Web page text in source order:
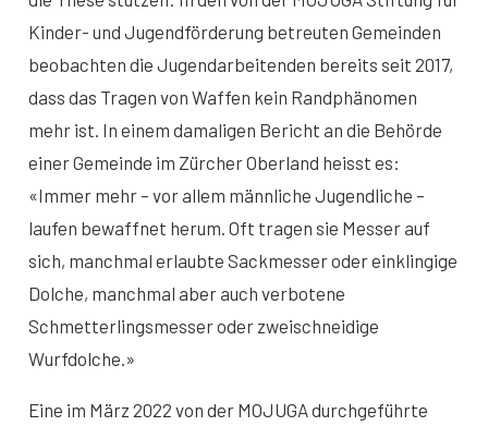
Kinder- und Jugendförderung betreuten Gemeinden
beobachten die Jugendarbeitenden bereits seit 2017,
dass das Tragen von Waffen kein Randphänomen
mehr ist. In einem damaligen Bericht an die Behörde
einer Gemeinde im Zürcher Oberland heisst es:
«Immer mehr – vor allem männliche Jugendliche –
laufen bewaffnet herum. Oft tragen sie Messer auf
sich, manchmal erlaubte Sackmesser oder einklingige
Dolche, manchmal aber auch verbotene
Schmetterlingsmesser oder zweischneidige
Wurfdolche.»
Eine im März 2022 von der MOJUGA durchgeführte